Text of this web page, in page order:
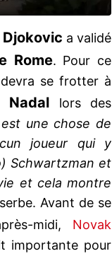
a validé
Rome. Pour ce
se frotter à
Nadal lors des
une chose de
joueur qui y
Schwartzman et
et cela montre
Avant de se
midi, Novak
importante pour